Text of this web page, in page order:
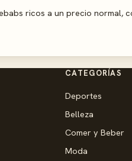
ricos a un precio normal,
CATEGORÍAS
Deportes
Belleza
Comer y Beber
Moda